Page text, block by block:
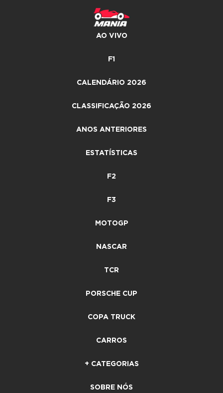
AO VIVO
F1
CALENDÁRIO 2026
CLASSIFICAÇÃO 2026
ANOS ANTERIORES
ESTATÍSTICAS
F2
F3
MOTOGP
NASCAR
TCR
PORSCHE CUP
COPA TRUCK
CARROS
+ CATEGORIAS
SOBRE NÓS